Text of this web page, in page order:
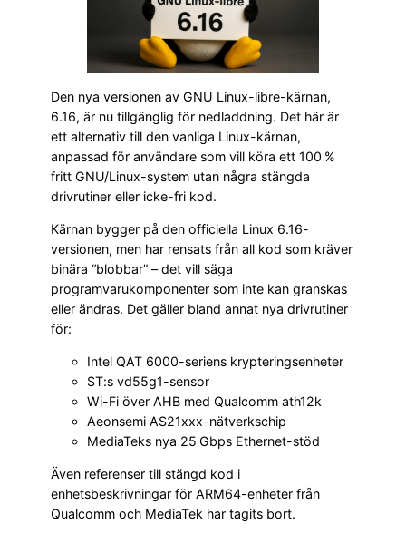
Den nya versionen av GNU Linux-libre-kärnan,
6.16, är nu tillgänglig för nedladdning. Det här är
ett alternativ till den vanliga Linux-kärnan,
anpassad för användare som vill köra ett 100 %
fritt GNU/Linux-system utan några stängda
drivrutiner eller icke-fri kod.
Kärnan bygger på den officiella Linux 6.16-
versionen, men har rensats från all kod som kräver
binära “blobbar” – det vill säga
programvarukomponenter som inte kan granskas
eller ändras. Det gäller bland annat nya drivrutiner
för:
Intel QAT 6000-seriens krypteringsenheter
ST:s vd55g1-sensor
Wi-Fi över AHB med Qualcomm ath12k
Aeonsemi AS21xxx-nätverkschip
MediaTeks nya 25 Gbps Ethernet-stöd
Även referenser till stängd kod i
enhetsbeskrivningar för ARM64-enheter från
Qualcomm och MediaTek har tagits bort.